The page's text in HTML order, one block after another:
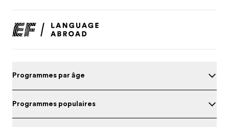
Programmes par âge
Programmes populaires